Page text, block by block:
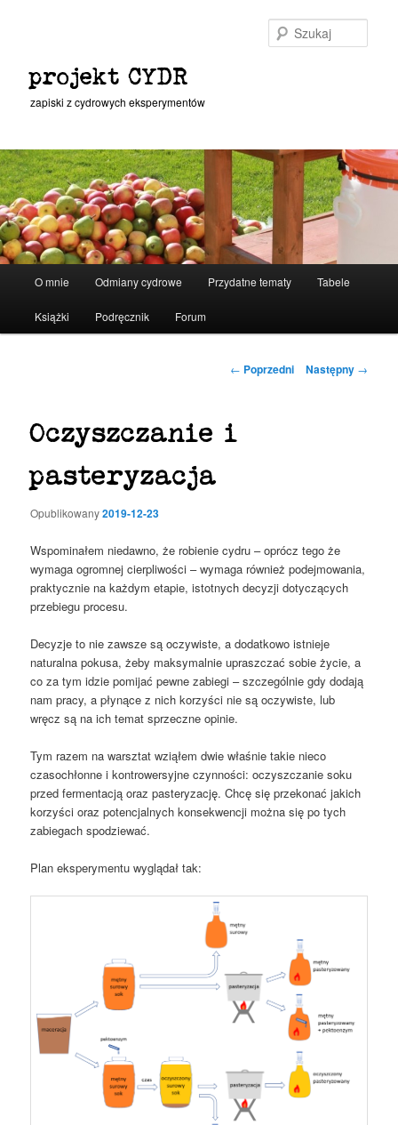
projekt CYDR
zapiski z cydrowych eksperymentów
O mnie Odmiany cydrowe Przydatne tematy Tabele
Książki Podręcznik Forum
Nawigacja
← Poprzedni Następny →
Oczyszczanie i
pasteryzacja
Opublikowany2019-12-23
Wspominałem niedawno, że robienie cydru – oprócz tego że
wymaga ogromnej cierpliwości – wymaga również podejmowania,
praktycznie na każdym etapie, istotnych decyzji dotyczących
przebiegu procesu.
Decyzje to nie zawsze są oczywiste, a dodatkowo istnieje
naturalna pokusa, żeby maksymalnie upraszczać sobie życie, a
co za tym idzie pomijać pewne zabiegi – szczególnie gdy dodają
nam pracy, a płynące z nich korzyści nie są oczywiste, lub
wręcz są na ich temat sprzeczne opinie.
Tym razem na warsztat wziąłem dwie właśnie takie nieco
czasochłonne i kontrowersyjne czynności: oczyszczanie soku
przed fermentacją oraz pasteryzację. Chcę się przekonać jakich
korzyści oraz potencjalnych konsekwencji można się po tych
zabiegach spodziewać.
Plan eksperymentu wyglądał tak: